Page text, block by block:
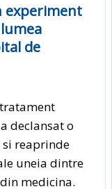
experiment
de
declansat o
si reaprinde
uneia dintre
medicina.